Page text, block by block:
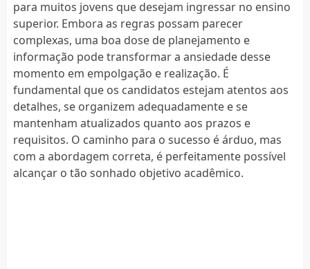
para muitos jovens que desejam ingressar no ensino
superior. Embora as regras possam parecer
complexas, uma boa dose de planejamento e
informação pode transformar a ansiedade desse
momento em empolgação e realização. É
fundamental que os candidatos estejam atentos aos
detalhes, se organizem adequadamente e se
mantenham atualizados quanto aos prazos e
requisitos. O caminho para o sucesso é árduo, mas
com a abordagem correta, é perfeitamente possível
alcançar o tão sonhado objetivo acadêmico.